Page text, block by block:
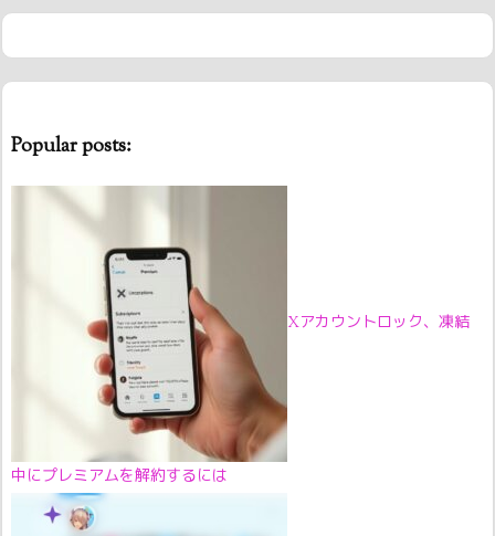
Popular posts:
Xアカウントロック、凍結
中にプレミアムを解約するには